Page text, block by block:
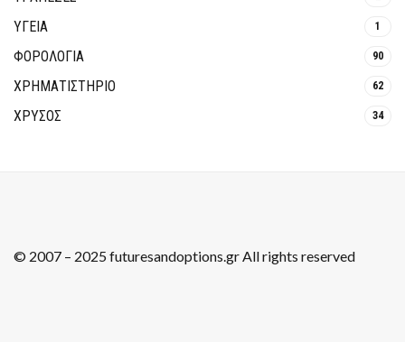
ΥΓΕΙΑ 1
ΦΟΡΟΛΟΓΙΑ 90
ΧΡΗΜΑΤΙΣΤΗΡΙΟ 62
ΧΡΥΣΟΣ 34
© 2007 – 2025 futuresandoptions.gr All rights reserved